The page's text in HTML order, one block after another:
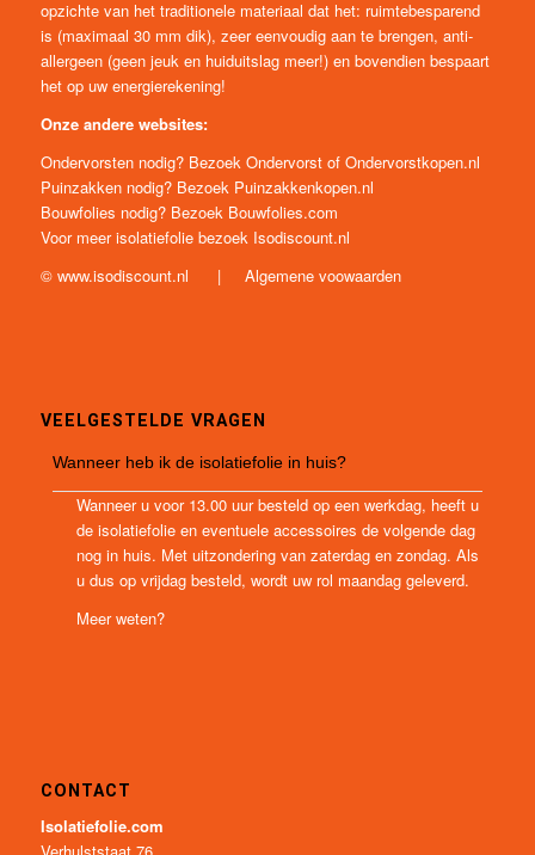
opzichte van het traditionele materiaal dat het: ruimtebesparend
is (maximaal 30 mm dik), zeer eenvoudig aan te brengen, anti-
allergeen (geen jeuk en huiduitslag meer!) en bovendien bespaart
het op uw energierekening!
Onze andere websites:
Ondervorsten nodig? Bezoek Ondervorstof Ondervorstkopen.nl
Puinzakken nodig? Bezoek Puinzakkenkopen.nl
Bouwfolies nodig? Bezoek Bouwfolies.com
Voor meer isolatiefolie bezoek Isodiscount.nl
© www.isodiscount.nl | Algemene voowaarden
VEELGESTELDE VRAGEN
Wanneer heb ik de isolatiefolie in huis?
Wanneer u voor 13.00 uur besteld op een werkdag, heeft u
de isolatiefolie en eventuele accessoires de volgende dag
nog in huis. Met uitzondering van zaterdag en zondag. Als
u dus op vrijdag besteld, wordt uw rol maandag geleverd.
Meer weten?
CONTACT
Isolatiefolie.com